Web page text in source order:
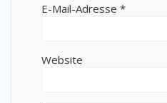
E-Mail-Adresse *
Website